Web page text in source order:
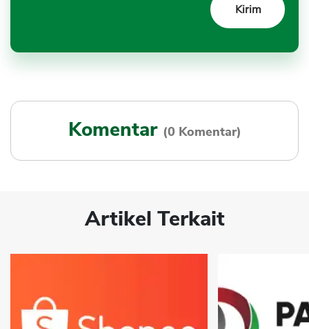
Komentar (0 Komentar)
Artikel Terkait